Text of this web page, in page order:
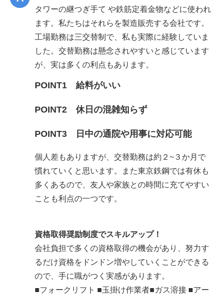
タワーの継つぎ手て や鉄筋定着金物などに使われ
ます。私たちはそれらを製造販売する会社です。
工場勤務は三交替制で、私も実際に経験していま
した。交替勤務は懸念されやすいと感じています
が、実は多くの利点もあります。
POINT1 給料がいい
POINT2 休日の混雑知らず
POINT3 日中の通院や用事に対応可能
個人差もありますが、交替勤務は約２~３か月で
慣れていくと思います。また東京鉄鋼では有休も
多くあるので、友人や家族との時間に充てやすい
ことも利点の一つです。
資格取得奨励制度でスキルアップ！
会社負担で多くの資格取得の機会があり、努力す
るだけ資格をドンドン増やしていくことができる
ので、手に職がつく実感があります。
■フォークリフト ■玉掛け作業者■ガス溶接 ■アー